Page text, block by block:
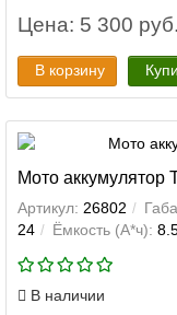
Цена: 5 300 руб.
В корзину
Мото аккумулятор
Артикул: 26802
24
Ёмкость (А*ч):
В наличии